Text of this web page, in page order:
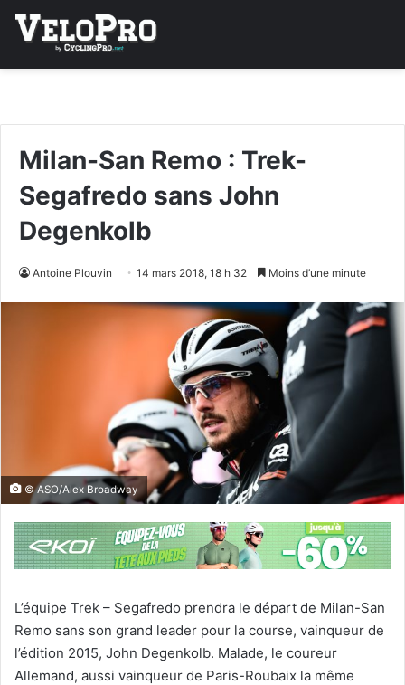
Milan-San Remo : Trek-
Segafredo sans John
Degenkolb
Antoine Plouvin 14 mars 2018, 18 h 32 Moins d’une minute
© ASO/Alex Broadway
L’équipe Trek – Segafredo prendra le départ de Milan-San
Remo sans son grand leader pour la course, vainqueur de
l’édition 2015, John Degenkolb. Malade, le coureur
Allemand, aussi vainqueur de Paris-Roubaix la même